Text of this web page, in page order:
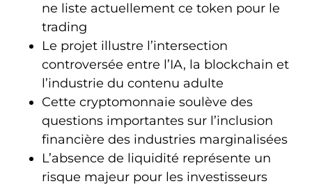
ne liste actuellement ce token pour le
trading
Le projet illustre l’intersection
controversée entre l’IA, la blockchain et
l’industrie du contenu adulte
Cette cryptomonnaie soulève des
questions importantes sur l’inclusion
financière des industries marginalisées
L’absence de liquidité représente un
risque majeur pour les investisseurs